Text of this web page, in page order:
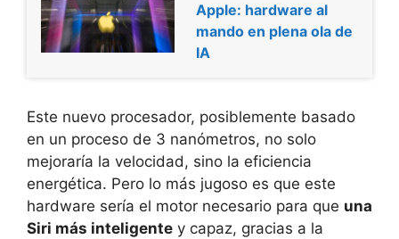
Apple: hardware al
mando en plena ola de
IA
Este nuevo procesador, posiblemente basado
en un proceso de 3 nanómetros, no solo
mejoraría la velocidad, sino la eficiencia
energética. Pero lo más jugoso es que este
hardware sería el motor necesario para que una
Siri más inteligente y capaz, gracias a la